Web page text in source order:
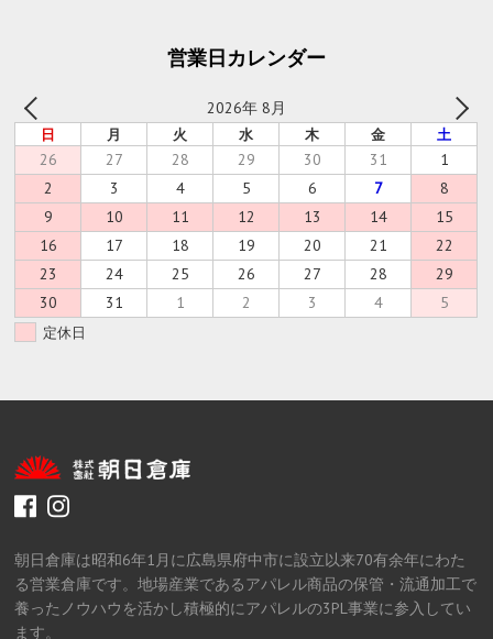
営業日カレンダー
2026年 8月
日 月 火 水 木 金 土
26 27 28 29 30 31
1
2
3 4 5 6 7
8
9
10 11 12 13 14
15
16
17 18 19 20 21
22
23
24 25 26 27 28
29
30
31 1 2 3 4 5
定休日
facebook
朝日倉庫は昭和6年1月に広島県府中市に設立以来70有余年にわた
る営業倉庫です。地場産業であるアパレル商品の保管・流通加工で
養ったノウハウを活かし積極的にアパレルの3PL事業に参入してい
ます。